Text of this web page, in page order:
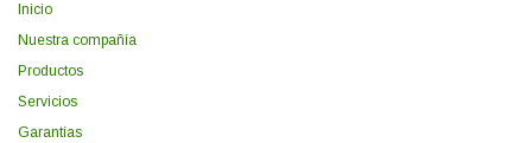
Inicio
Nuestra compañía
Productos
Servicios
Garantías